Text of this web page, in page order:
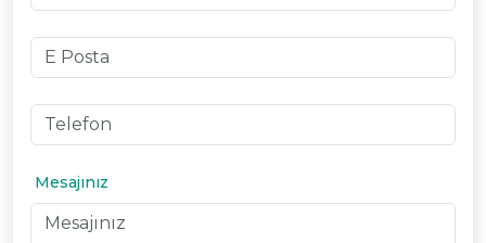
Mesajınız